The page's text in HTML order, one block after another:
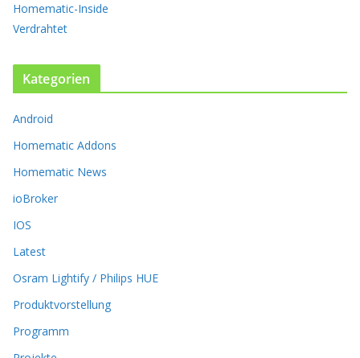
t
i
n
k
n
n
n
a
f
d
e
r
r
Homematic-Inside
Verdrahtet
Kategorien
Android
Homematic Addons
Homematic News
ioBroker
IOS
Latest
Osram Lightify / Philips HUE
Produktvorstellung
Programm